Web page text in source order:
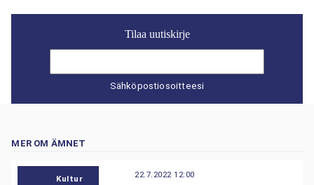
Tilaa uutiskirje
Sähköpostiosoitteesi
MER OM ÄMNET
Kultur 22.7.2022 12:00